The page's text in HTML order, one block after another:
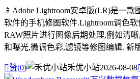
📱Adobe Lightroom安卓版(LR)是一
软件的手机修图软件.Lightroom调色
RAW照片进行图像后期处理,例如清
和曝光,微调色彩,滤镜等修图编辑. 新
赞(0) 禾优小站2026-08-08